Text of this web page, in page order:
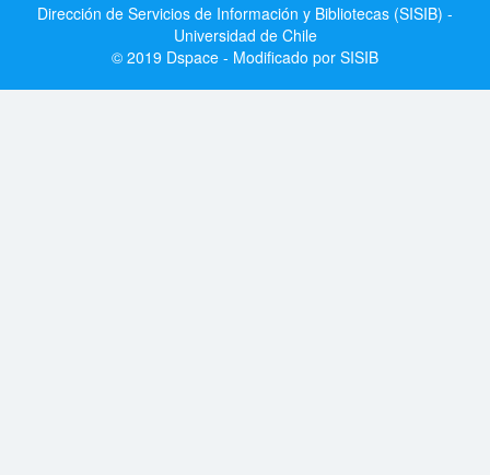
Dirección de Servicios de Información y Bibliotecas (SISIB) -
Universidad de Chile
© 2019 Dspace - Modificado por SISIB